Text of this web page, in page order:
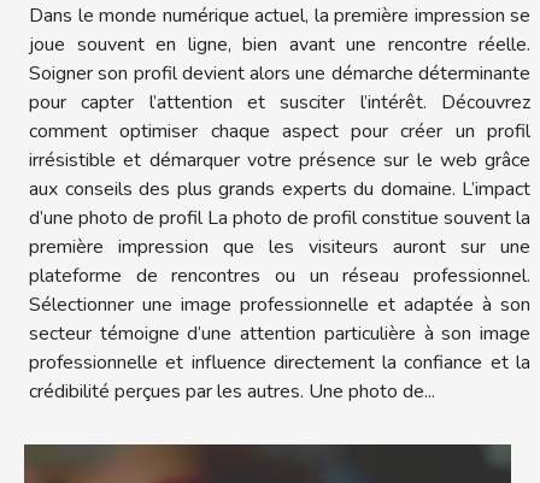
Dans le monde numérique actuel, la première impression se
joue souvent en ligne, bien avant une rencontre réelle.
Soigner son profil devient alors une démarche déterminante
pour capter l’attention et susciter l’intérêt. Découvrez
comment optimiser chaque aspect pour créer un profil
irrésistible et démarquer votre présence sur le web grâce
aux conseils des plus grands experts du domaine. L’impact
d’une photo de profil La photo de profil constitue souvent la
première impression que les visiteurs auront sur une
plateforme de rencontres ou un réseau professionnel.
Sélectionner une image professionnelle et adaptée à son
secteur témoigne d’une attention particulière à son image
professionnelle et influence directement la confiance et la
crédibilité perçues par les autres. Une photo de...